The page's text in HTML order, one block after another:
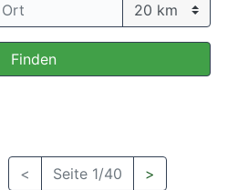
Finden
< Seite 1/40 >